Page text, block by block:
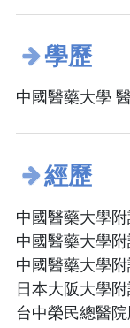
學歷
中國醫藥大學
經歷
中國醫藥大學
中國醫藥大學
中國醫藥大學
日本大阪大學
台中榮民總醫